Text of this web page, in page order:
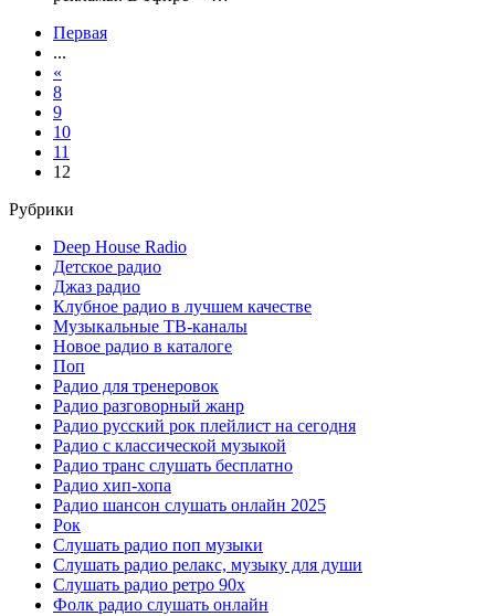
Первая
...
«
8
9
10
11
12
Рубрики
Deep House Radio
Детское радио
Джаз радио
Клубное радио в лучшем качестве
Музыкальные ТВ-каналы
Новое радио в каталоге
Поп
Радио для тренеровок
Радио разговорный жанр
Радио русский рок плейлист на сегодня
Радио с классической музыкой
Радио транс слушать бесплатно
Радио хип-хопа
Радио шансон слушать онлайн 2025
Рок
Слушать радио поп музыки
Слушать радио релакс, музыку для души
Слушать радио ретро 90х
Фолк радио слушать онлайн